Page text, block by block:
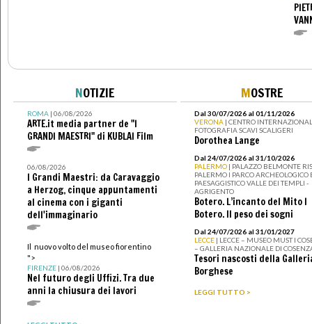
NOTIZIE
ROMA| 06/08/2026
ARTE.it media partner de "I
GRANDI MAESTRI" di KUBLAI Film
06/08/2026
I Grandi Maestri: da Caravaggio
a Herzog, cinque appuntamenti
al cinema con i giganti
dell'immaginario
Il nuovo volto del museo fiorentino
">
FIRENZE| 06/08/2026
Nel futuro degli Uffizi. Tra due
anni la chiusura dei lavori
MOSTRE
Dal 30/07/2026 al 01/11/2026
VERONA | CENTRO
FOTOGRAFIA SCAVI SCALIGERI
Dorothea Lange
Dal 24/07/2026 al 31/10/2026
PALERMO | PALAZZO BELMONTE
PALERMO I PARCO ARCHEOLOGICO
PAESAGGISTICO VALLE DEI TEMPLI -
AGRIGENTO
Botero. L’incanto del Mito I
Botero. Il peso dei sogni
Dal 24/07/2026 al 31/01/2027
LECCE | LECCE – MUSEO MUST I
– GALLERIA NAZIONALE DI
Tesori nascosti della
Borghese
LEGGI TUTTO >